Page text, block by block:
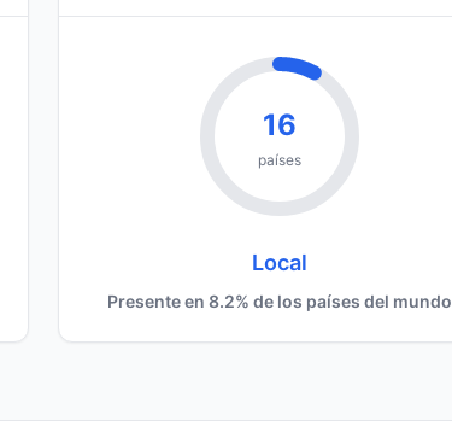
16
países
Local
Presente en 8.2% de los países del mundo